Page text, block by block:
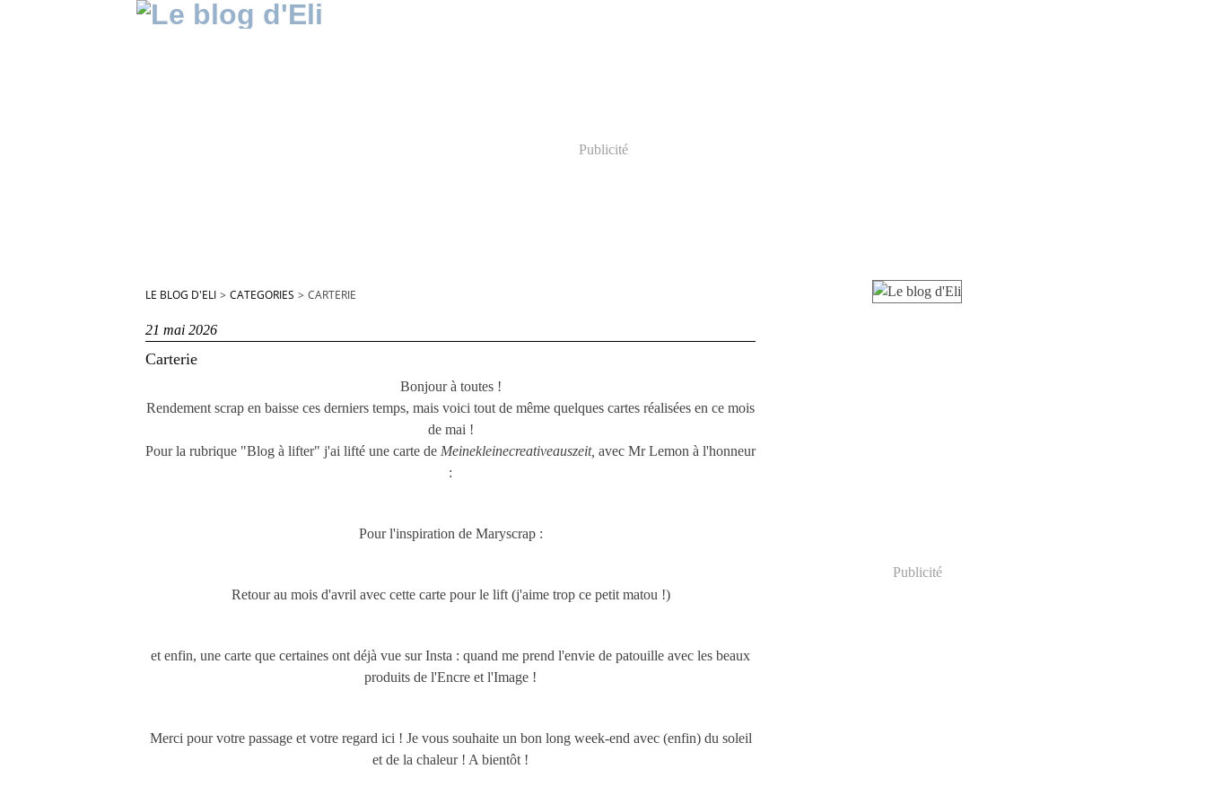
Publicité
LE BLOG D'ELI > CATEGORIES > CARTERIE
21 mai 2026
Carterie
Bonjour à toutes !
Rendement scrap en baisse ces derniers temps, mais voici tout de même quelques cartes réalisées en ce mois
de mai !
Pour la rubrique "Blog à lifter" j'ai lifté une carte de Meinekleinecreativeauszeit, avec Mr Lemon à l'honneur
:
Pour l'inspiration de Maryscrap :
Retour au mois d'avril avec cette carte pour le lift (j'aime trop ce petit matou !)
et enfin, une carte que certaines ont déjà vue sur Insta : quand me prend l'envie de patouille avec les beaux
produits de l'Encre et l'Image !
Merci pour votre passage et votre regard ici ! Je vous souhaite un bon long week-end avec (enfin) du soleil
et de la chaleur ! A bientôt !
Publicité